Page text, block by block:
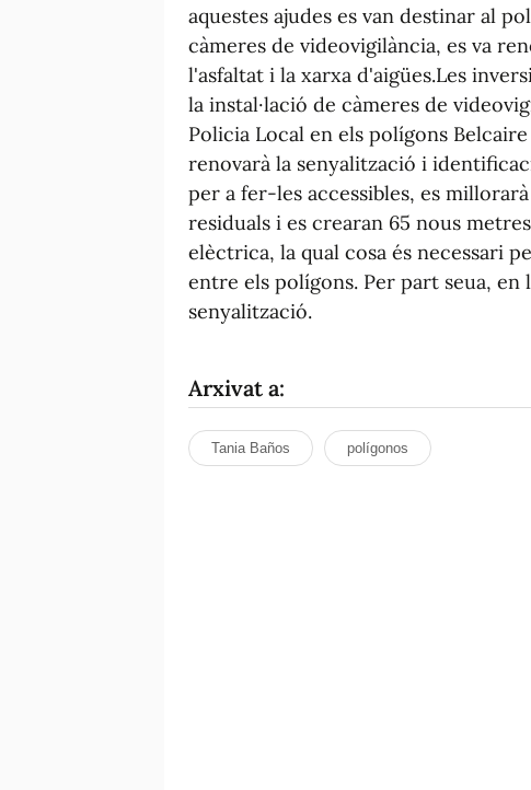
aquestes ajudes es van destinar al
càmeres de videovigilància, es va
l'asfaltat i la xarxa d'aigües.Les
la instal·lació de càmeres de
Policia Local en els polígons
renovarà la senyalització i
per a fer-les accessibles, es
residuals i es crearan 65 nous
elèctrica, la qual cosa és necessari
entre els polígons. Per part seua, en
senyalització.
Arxivat a:
Tania Baños polígonos